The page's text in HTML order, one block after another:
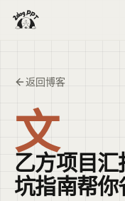
返回博客
文
乙方项目
坑指南帮